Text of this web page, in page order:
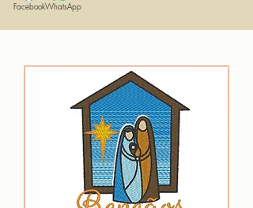
FacebookWhatsApp